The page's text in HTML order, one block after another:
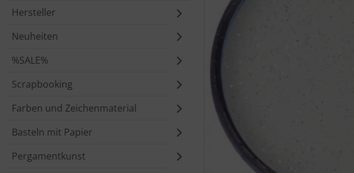
Hersteller
Neuheiten
%SALE%
Scrapbooking
Farben und Zeichenmaterial
Basteln mit Papier
Pergamentkunst